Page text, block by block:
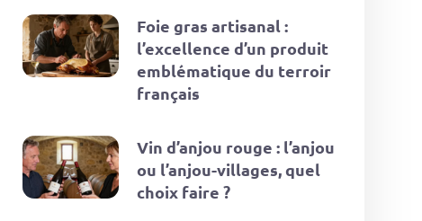
Foie gras artisanal :
l’excellence d’un produit
emblématique du terroir
français
Vin d’anjou rouge : l’anjou
ou l’anjou-villages, quel
choix faire ?